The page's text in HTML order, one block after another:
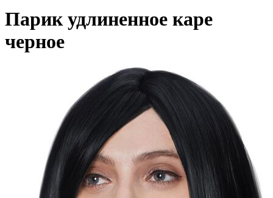
Парик удлиненное каре
черное